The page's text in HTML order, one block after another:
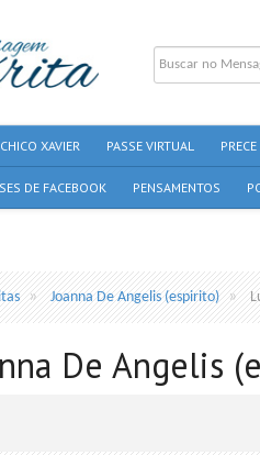
CHICO XAVIER PASSE VIRTUAL
DE FACEBOOK PENSAMENTOS
Joanna De Angelis (espirito)
De Angelis